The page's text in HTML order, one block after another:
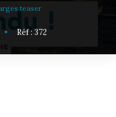
• Réf : 372